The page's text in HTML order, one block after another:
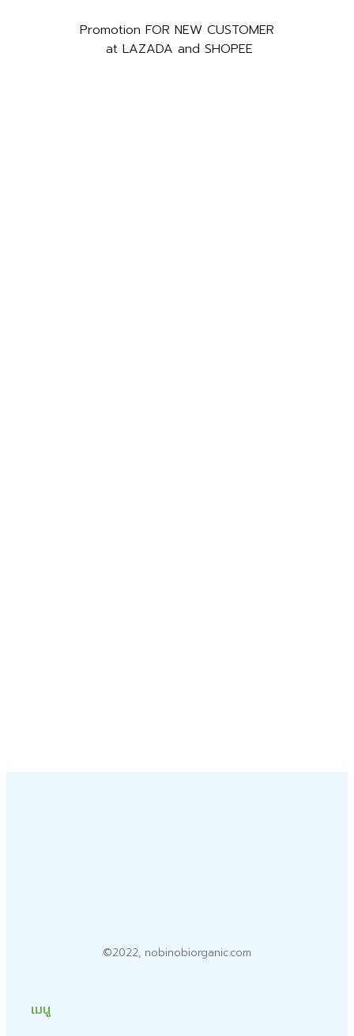
Promotion FOR NEW CUSTOMER
at LAZADA and SHOPEE
©2022, nobinobiorganic.com
เมนู